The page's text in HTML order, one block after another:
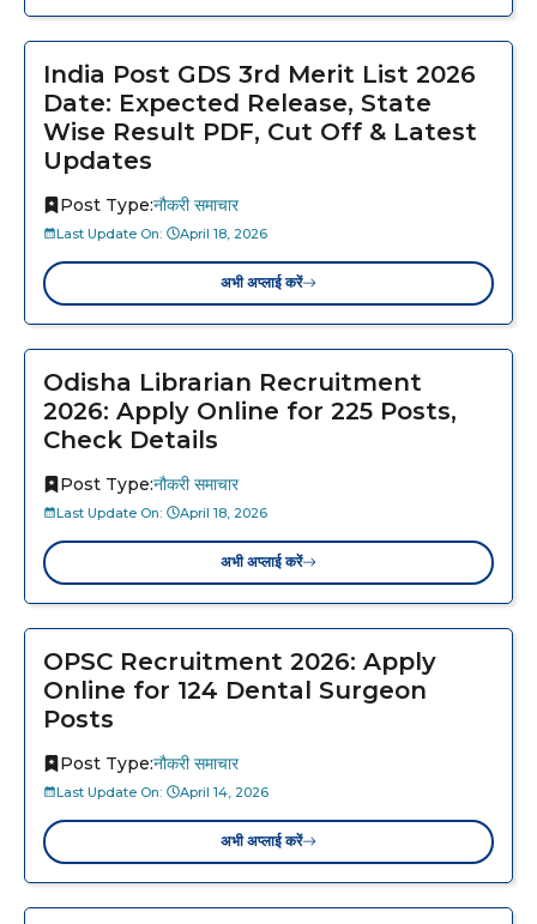
India Post GDS 3rd Merit List 2026
Date: Expected Release, State
Wise Result PDF, Cut Off & Latest
Updates
Post Type:नौकरी समाचार
Last Update On: April 18, 2026
अभी अप्लाई करें
Odisha Librarian Recruitment
2026: Apply Online for 225 Posts,
Check Details
Post Type:नौकरी समाचार
Last Update On: April 18, 2026
अभी अप्लाई करें
OPSC Recruitment 2026: Apply
Online for 124 Dental Surgeon
Posts
Post Type:नौकरी समाचार
Last Update On: April 14, 2026
अभी अप्लाई करें